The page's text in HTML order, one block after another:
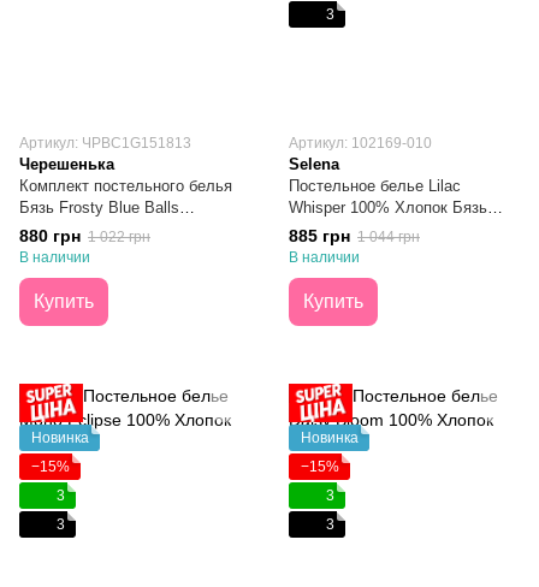
Артикул: ЧРBC1G151813
Черешенька
Комплект постельного белья
Бязь Frosty Blue Balls
Полуторный
880 грн 1 022 грн
В наличии
Купить
3
Артикул: 102169-010
Selena
Постельное белье Lilac
Whisper 100% Хлопок Бязь
Люкс Полуторное
885 грн 1 044 грн
В наличии
Купить
Новинка
−15%
3
3
Новинка
−15%
3
3